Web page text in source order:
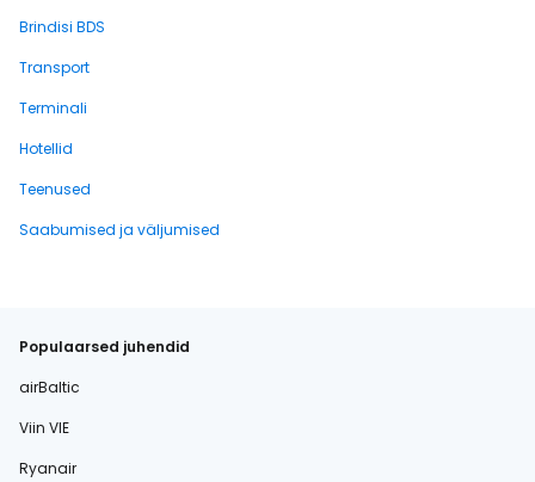
Brindisi BDS
Transport
Terminali
Hotellid
Teenused
Saabumised ja väljumised
Populaarsed juhendid
airBaltic
Viin VIE
Ryanair